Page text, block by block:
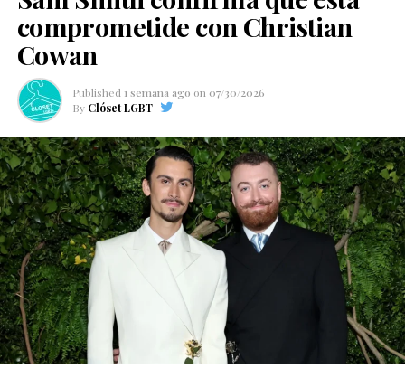
comprometide con Christian
Cowan
Published 1 semana ago on 07/30/2026
By Clóset LGBT